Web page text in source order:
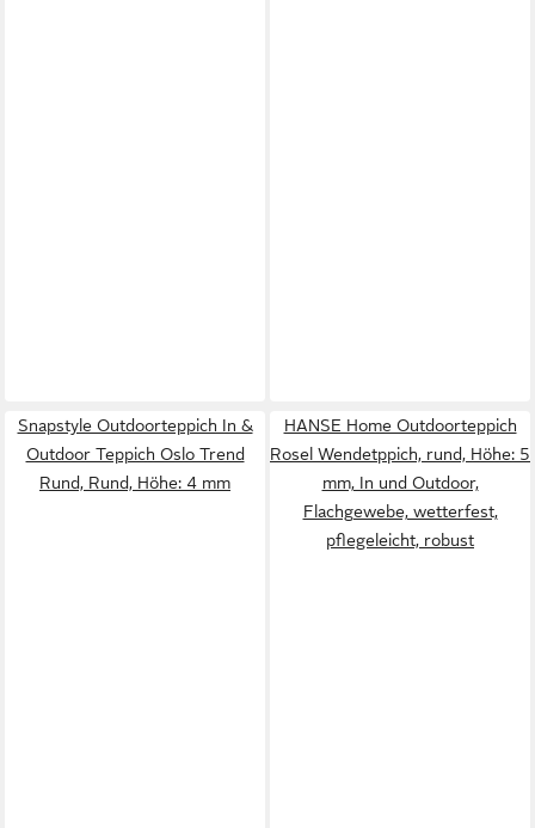
Snapstyle Outdoorteppich In &
Outdoor Teppich Oslo Trend
Rund, Rund, Höhe: 4 mm
HANSE Home Outdoorteppich
Rosel Wendetppich, rund, Höhe: 5
mm, In und Outdoor,
Flachgewebe, wetterfest,
pflegeleicht, robust